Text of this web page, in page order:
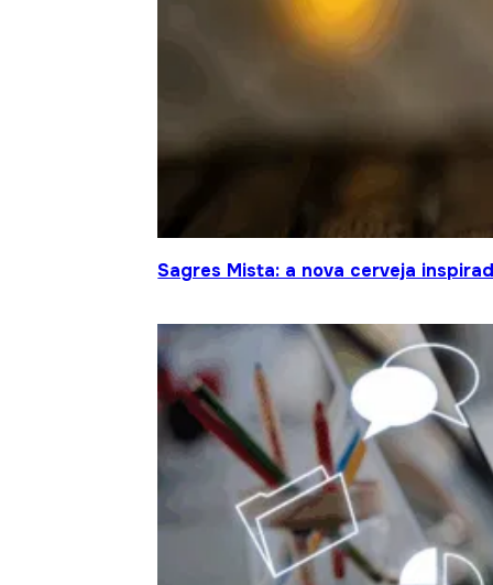
Sagres Mista: a nova cerveja